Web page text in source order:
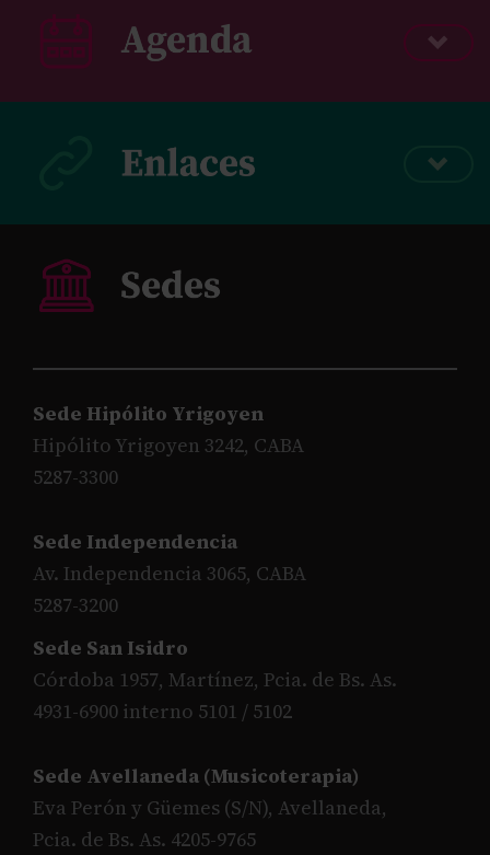
Sede Hipólito Yrigoyen
Hipólito Yrigoyen 3242, CABA
5287-3300
Sede Independencia
Av. Independencia 3065, CABA
5287-3200
Sede San Isidro
Córdoba 1957, Martínez, Pcia. de Bs. As.
4931-6900 interno 5101 / 5102
Sede Avellaneda (Musicoterapia)
Eva Perón y Güemes (S/N), Avellaneda,
Pcia. de Bs. As. 4205-9765